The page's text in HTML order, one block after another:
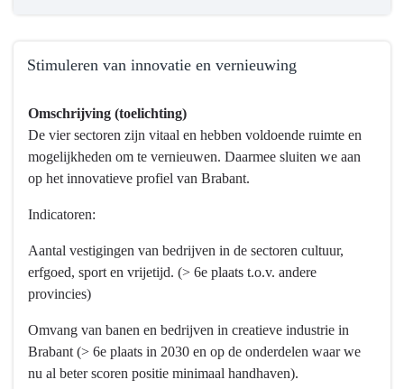
Stimuleren van innovatie en vernieuwing
naar
navigatie
Programma
Cultuur,
Sport
Wat
willen
Omschrijving (toelichting)
De vier sectoren zijn vitaal en hebben voldoende ruimte en
mogelijkheden om te vernieuwen. Daarmee sluiten we aan
op het innovatieve profiel van Brabant.
Indicatoren:
Aantal vestigingen van bedrijven in de sectoren cultuur,
erfgoed, sport en vrijetijd. (> 6e plaats t.o.v. andere
provincies)
Omvang van banen en bedrijven in creatieve industrie in
Brabant (> 6e plaats in 2030 en op de onderdelen waar we
nu al beter scoren positie minimaal handhaven).